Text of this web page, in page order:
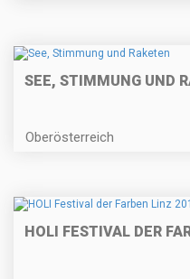
SEE, STIMMUNG UND
Oberösterreich
HOLI FESTIVAL DER